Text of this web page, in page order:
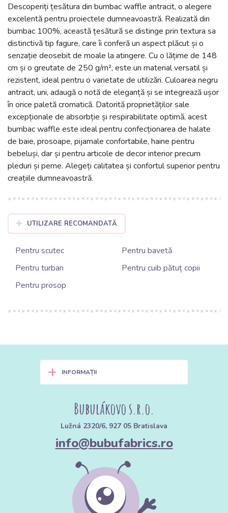
Descoperiți țesătura din bumbac waffle antracit, o alegere
excelentă pentru proiectele dumneavoastră. Realizată din
bumbac 100%, această țesătură se distinge prin textura sa
distinctivă tip fagure, care îi conferă un aspect plăcut și o
senzație deosebit de moale la atingere. Cu o lățime de 148
cm și o greutate de 250 g/m², este un material versatil și
rezistent, ideal pentru o varietate de utilizări. Culoarea negru
antracit, uni, adaugă o notă de eleganță și se integrează ușor
în orice paletă cromatică. Datorită proprietăților sale
excepționale de absorbție și respirabilitate optimă, acest
bumbac waffle este ideal pentru confecționarea de halate
de baie, prosoape, pijamale confortabile, haine pentru
bebeluși, dar și pentru articole de decor interior precum
pleduri și perne. Alegeți calitatea și confortul superior pentru
creațiile dumneavoastră.
UTILIZARE RECOMANDATĂ
Pentru scutec
Pentru bavetă
Pentru turban
Pentru cuib pătuț copii
Pentru prosop
+ INFORMAȚII
Bubulákovo s.r.o.
Lužná 2320/6, 927 05 Bratislava
info@bubufabrics.ro